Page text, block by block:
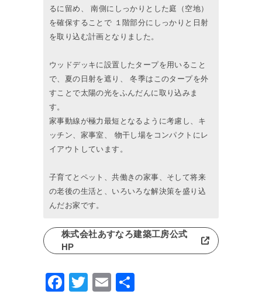
るに留め、 南側にしっかりとした庭（空地）
を確保することで １階部分にしっかりと日射
を取り込む計画となりました。
ウッドデッキに設置したタープを用いること
で、夏の日射を遮り、 冬季はこのタープを外
すことで太陽の光をふんだんに取り込みま
す。
家事動線が極力最短となるように考慮し、キ
ッチン、家事室、 物干し場をコンパクトにレ
イアウトしています。
子育てとペット、共働きの家事、そして将来
の老後の生活と、いろいろな解決策を盛り込
んだお家です。
株式会社あすなろ建築工房公式
HP
Facebook
TwitterEmail